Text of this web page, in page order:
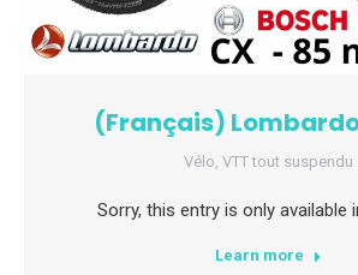
(Français)
Vélo, VTT tout suspendu
Sorry, this entry is only available
Learn more